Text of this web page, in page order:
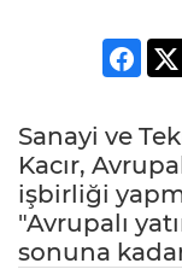
Sanayi ve
Kacır,
işbirliği
"Avrupalı
sonuna